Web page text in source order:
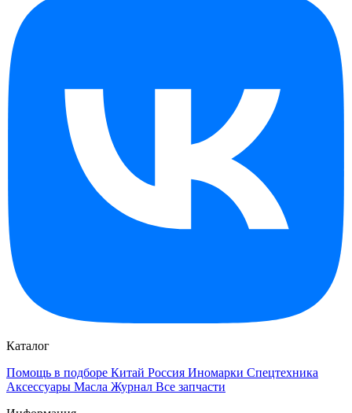
Каталог
Помощь в подборе Китай Россия Иномарки Спецтехника
Аксессуары Масла Журнал Все запчасти